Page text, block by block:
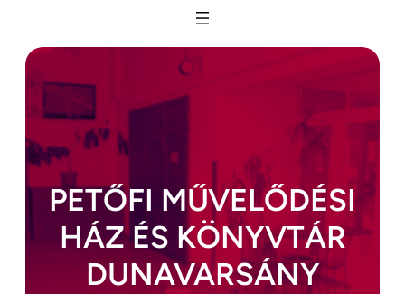
tartalomhoz
PETŐFI MŰVELŐDÉSI
HÁZ ÉS KÖNYVTÁR
DUNAVARSÁNY